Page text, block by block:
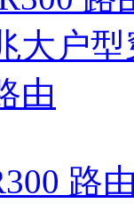
路